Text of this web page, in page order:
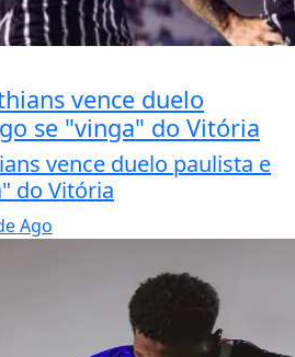
vence duelo
se "vinga" do Vitória
vence duelo paulista e
do Vitória
Ago